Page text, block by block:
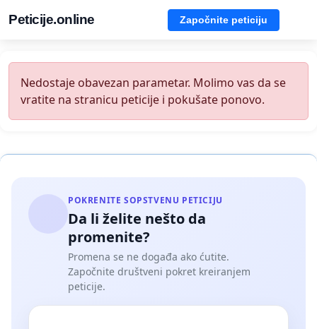
Peticije.online Započnite peticiju
Nedostaje obavezan parametar. Molimo vas da se
vratite na stranicu peticije i pokušate ponovo.
POKRENITE SOPSTVENU PETICIJU
Da li želite nešto da
promenite?
Promena se ne događa ako ćutite.
Započnite društveni pokret kreiranjem
peticije.